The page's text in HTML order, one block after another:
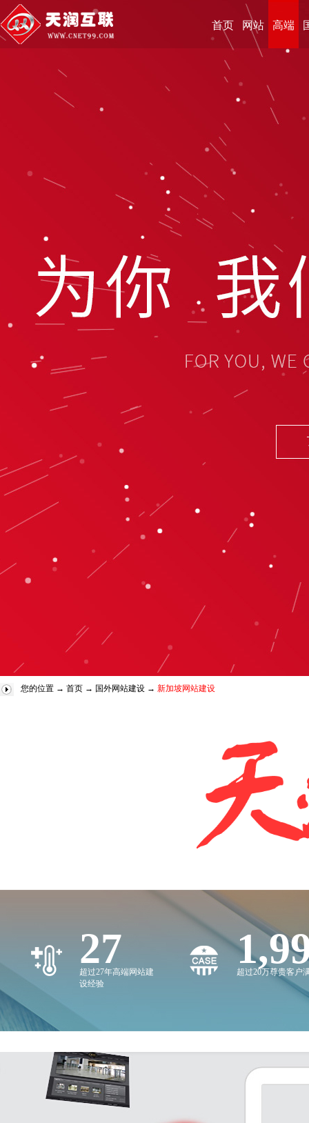
首页 网站 高端
您的位置 → 首页 → 国外网站建设 → 新加坡网站建设
27
超过27年高端网站建
设经验
超过20万尊贵客户